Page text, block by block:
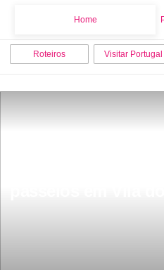
Home
Roteiros Visitar Portugal